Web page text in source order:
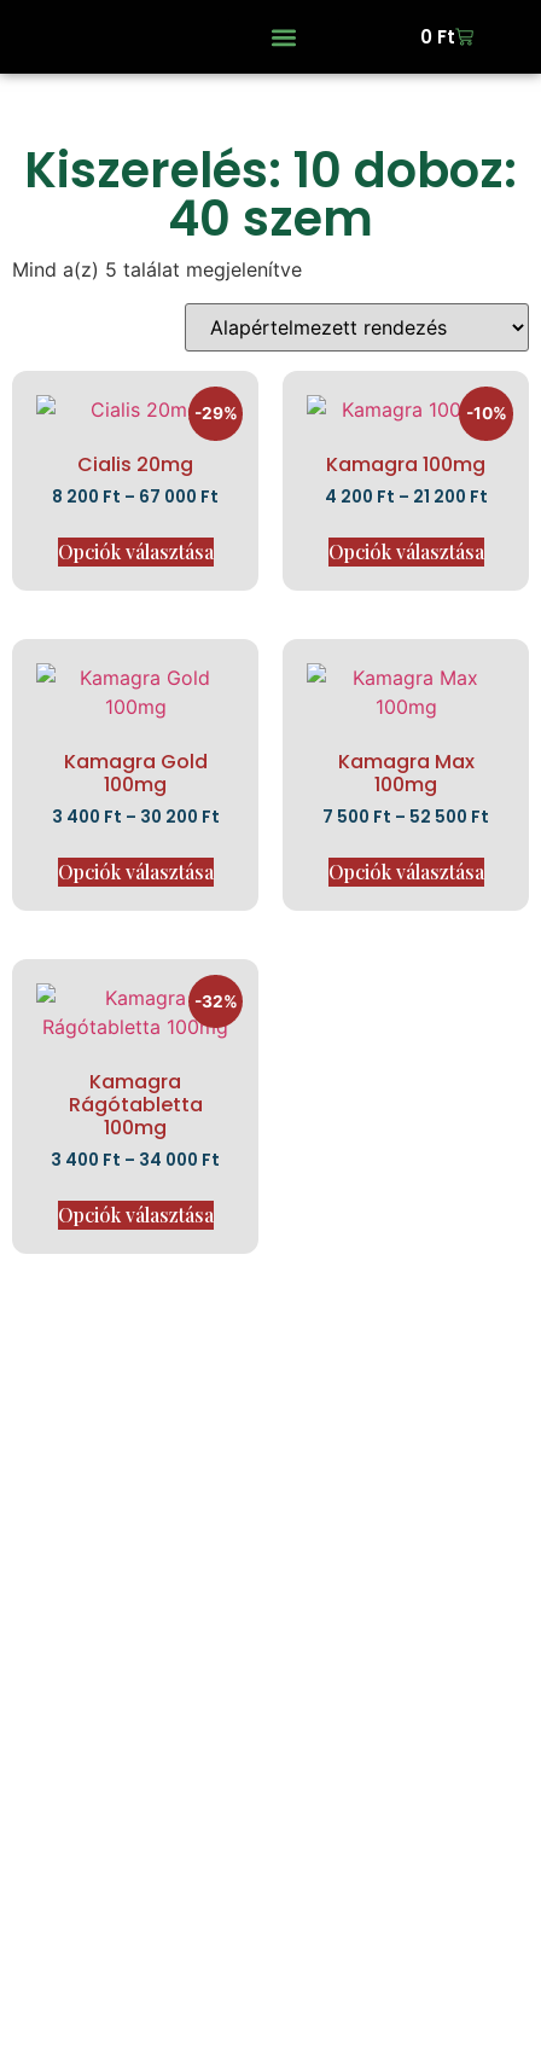
0 Ft
Kiszerelés: 10 doboz:
40 szem
Mind a(z) 5 találat megjelenítve
-29%
Cialis 20mg
8 200 Ft – 67 000 Ft
Opciók választása
-10%
Kamagra 100mg
4 200 Ft – 21 200 Ft
Opciók választása
Kamagra Gold
100mg
3 400 Ft – 30 200 Ft
Opciók választása
Kamagra Max
100mg
7 500 Ft – 52 500 Ft
Opciók választása
-32%
Kamagra
Rágótabletta
100mg
3 400 Ft – 34 000 Ft
Opciók választása